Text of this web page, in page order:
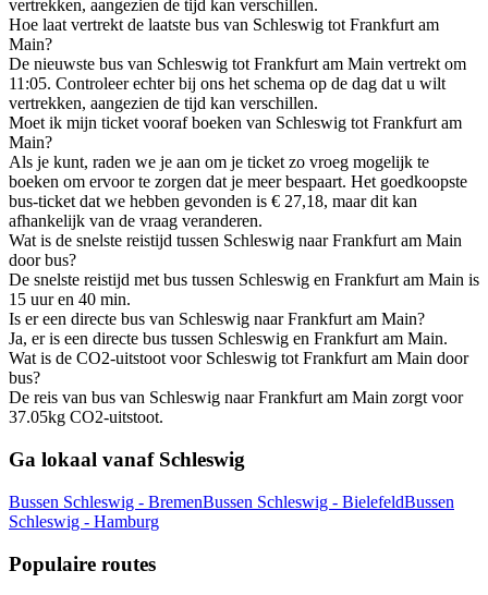
vertrekken, aangezien de tijd kan verschillen.
Hoe laat vertrekt de laatste bus van Schleswig tot Frankfurt am
Main?
De nieuwste bus van Schleswig tot Frankfurt am Main vertrekt om
11:05. Controleer echter bij ons het schema op de dag dat u wilt
vertrekken, aangezien de tijd kan verschillen.
Moet ik mijn ticket vooraf boeken van Schleswig tot Frankfurt am
Main?
Als je kunt, raden we je aan om je ticket zo vroeg mogelijk te
boeken om ervoor te zorgen dat je meer bespaart. Het goedkoopste
bus-ticket dat we hebben gevonden is € 27,18, maar dit kan
afhankelijk van de vraag veranderen.
Wat is de snelste reistijd tussen Schleswig naar Frankfurt am Main
door bus?
De snelste reistijd met bus tussen Schleswig en Frankfurt am Main is
15 uur en 40 min.
Is er een directe bus van Schleswig naar Frankfurt am Main?
Ja, er is een directe bus tussen Schleswig en Frankfurt am Main.
Wat is de CO2-uitstoot voor Schleswig tot Frankfurt am Main door
bus?
De reis van bus van Schleswig naar Frankfurt am Main zorgt voor
37.05kg CO2-uitstoot.
Ga lokaal vanaf Schleswig
Bussen Schleswig - BremenBussen Schleswig - BielefeldBussen
Schleswig - Hamburg
Populaire routes